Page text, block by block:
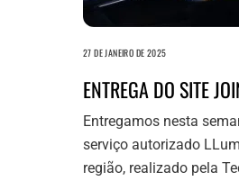
27 DE JANEIRO DE 2025
ENTREGA DO SITE
Entregamos nesta
serviço autorizado
região, realizado pela